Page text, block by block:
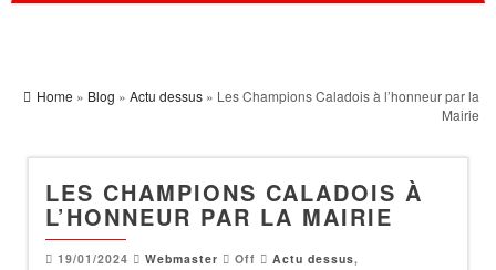
Home » Blog » Actu dessus » Les Champions Caladois à l’honneur par la
Mairie
LES CHAMPIONS CALADOIS À
L’HONNEUR PAR LA MAIRIE
19/01/2024 Webmaster Off Actu dessus,